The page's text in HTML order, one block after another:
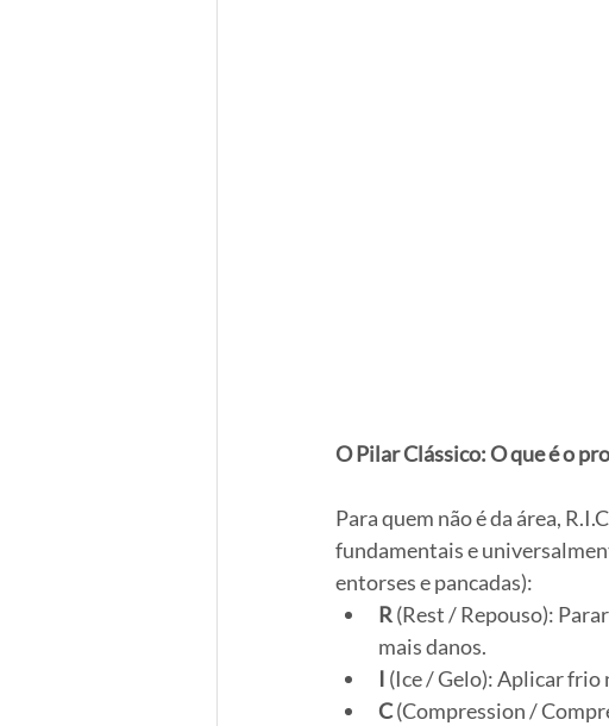
O Pilar Clássico: O que é o
Para quem não é da área,
fundamentais e
entorses e pancadas):
R (Rest / Repouso):
mais danos.
I (Ice / Gelo): Aplicar frio
C (Compression /